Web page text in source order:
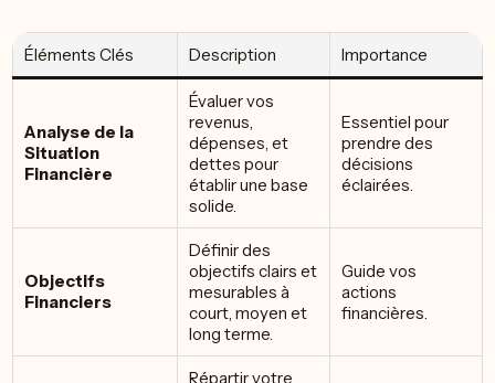
Éléments Clés Description Importance
Analyse de la
Situation
Financière
Évaluer vos
revenus,
dépenses, et
dettes pour
établir une base
solide.
Essentiel pour
prendre des
décisions
éclairées.
Objectifs
Financiers
Définir des
objectifs clairs et
mesurables à
court, moyen et
long terme.
Guide vos
actions
financières.
Répartir votre